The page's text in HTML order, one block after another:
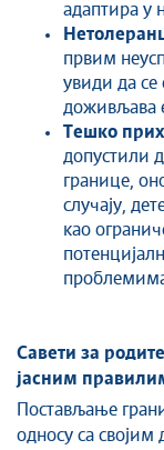
адаптира у
првим
увиди да
доживљава
Тешко
допустили
границе,
случају,
као
Савети за
јасним
Постављање
односу са својим